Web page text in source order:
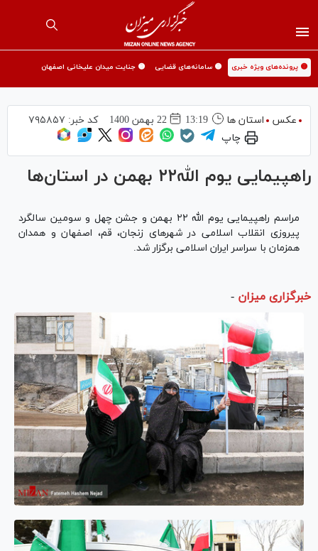
🟡 پرونده‌های ویژه خبری 🟡 سامانه‌های قضایی 🟡 جنایت میدان علیخانی اصفهان
عکس استان ها 13:19 22 بهمن 1400 کد خبر: ۷۹۵۸۵۷
چاپ
راهپیمایی یوم الله۲۲ بهمن در استان‌ها
مراسم راهپیمایی یوم الله ۲۲ بهمن و جشن چهل و سومین سالگرد
پیروزی انقلاب اسلامی در شهر‌های زنجان، قم، اصفهان و همدان
همزمان با سراسر ایران اسلامی برگزار شد.
خبرگزاری میزان -